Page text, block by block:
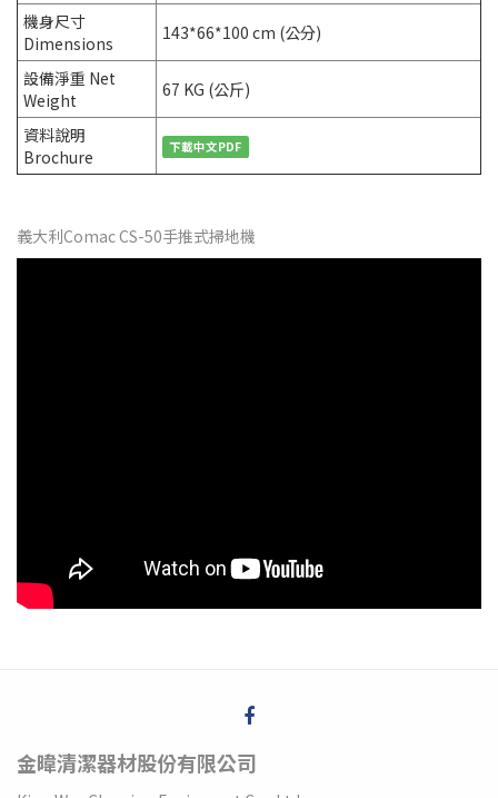
機身尺寸
Dimensions
143*66*100 cm (公分)
設備淨重 Net
Weight
67 KG (公斤)
資料說明
Brochure
下載中文PDF
義大利Comac CS-50手推式掃地機
金暐清潔器材股份有限公司